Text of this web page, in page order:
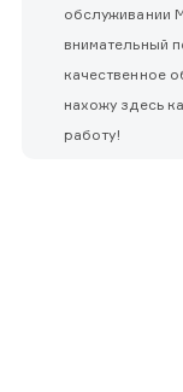
обслуживании
внимательный
качественное
нахожу здесь
работу!